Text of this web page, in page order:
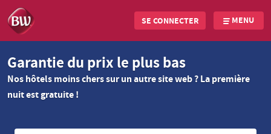
main
content
SE CONNECTER MENU
Garantie du prix le plus bas
Nos hôtels moins chers sur un autre site web ? La première
nuit est gratuite !